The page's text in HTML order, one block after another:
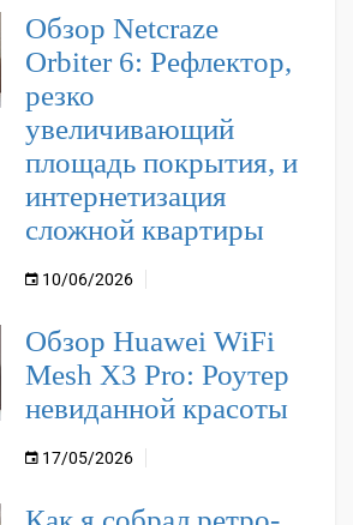
Обзор Netcraze
Orbiter 6: Рефлектор,
резко
увеличивающий
площадь покрытия, и
интернетизация
сложной квартиры
10/06/2026
Обзор Huawei WiFi
Mesh X3 Pro: Роутер
невиданной красоты
17/05/2026